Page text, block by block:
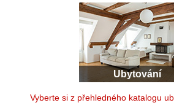
Ubytování
Vyberte si z přehledného katalogu